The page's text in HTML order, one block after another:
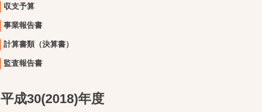
収支予算
事業報告書
計算書類（決算書）
監査報告書
平成30(2018)年度